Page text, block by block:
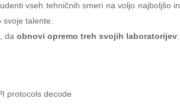
vseh tehničnih smeri na voljo najboljšo in
talente.
, da obnovi opremo treh svojih laboratorijev:
protocols decode